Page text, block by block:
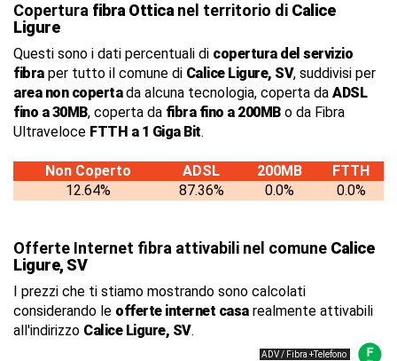
Copertura fibra Ottica nel territorio di Calice
Ligure
Questi sono i dati percentuali di copertura del servizio
fibraper tutto il comune di Calice Ligure, SV, suddivisi per
area non copertada alcuna tecnologia, coperta da ADSL
fino a 30MB, coperta da fibra fino a 200MBo da Fibra
Ultraveloce FTTH a 1 Giga Bit.
Non Coperto ADSL 200MB
FTTH
12.64%
87.36% 0.0% 0.0%
Offerte Internet fibra attivabili nel comune Calice
Ligure, SV
I prezzi che ti stiamo mostrando sono calcolati
considerando le offerte internet casarealmente attivabili
all'indirizzo Calice Ligure, SV.
ADV / Fibra +Telefono